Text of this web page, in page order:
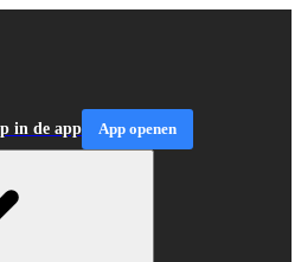
in de app App openen